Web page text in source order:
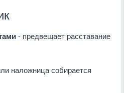
- предвещает расставание
наложница собирается